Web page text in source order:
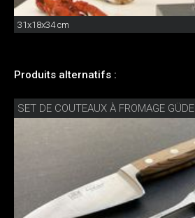
31x18x34 cm
Produits alternatifs :
SET DE COUTEAUX À FROMAGE GÜDE